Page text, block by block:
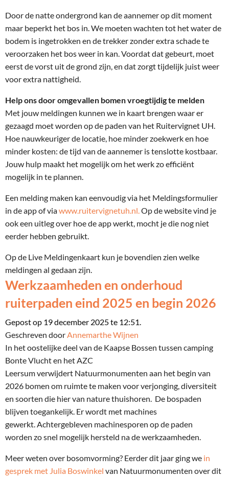
Door de natte ondergrond kan de aannemer op dit moment
maar beperkt het bos in. We moeten wachten tot het water de
bodem is ingetrokken en de trekker zonder extra schade te
veroorzaken het bos weer in kan. Voordat dat gebeurt, moet
eerst de vorst uit de grond zijn, en dat zorgt tijdelijk juist weer
voor extra nattigheid.
Help ons door omgevallen bomen vroegtijdig te melden
Met jouw meldingen kunnen we in kaart brengen waar er
gezaagd moet worden op de paden van het Ruitervignet UH.
Hoe nauwkeuriger de locatie, hoe minder zoekwerk en hoe
minder kosten: de tijd van de aannemer is tenslotte kostbaar.
Jouw hulp maakt het mogelijk om het werk zo efficiënt
mogelijk in te plannen.
Een melding maken kan eenvoudig via het Meldingsformulier
in de app of viawww.ruitervignetuh.nl.Op de website vind je
ook een uitleg over hoe de app werkt, mocht je die nog niet
eerder hebben gebruikt.
Op de Live Meldingenkaart kun je bovendien zien welke
meldingen al gedaan zijn.
Werkzaamheden en onderhoud
ruiterpaden eind 2025 en begin 2026
Gepost op 19 december 2025 te 12:51.
Geschreven doorAnnemarthe Wijnen
In het oostelijke deel van de Kaapse Bossen tussen camping
Bonte Vlucht en het AZC
Leersum verwijdert Natuurmonumenten aan het begin van
2026 bomen om ruimte te maken voor verjonging, diversiteit
en soorten die hier van nature thuishoren. De bospaden
blijven toegankelijk. Er wordt met machines
gewerkt. Achtergebleven machinesporen op de paden
worden zo snel mogelijk hersteld na de werkzaamheden.
Meer weten over bosomvorming? Eerder dit jaar ging we in
gesprek met Julia Boswinkel van Natuurmonumenten over dit